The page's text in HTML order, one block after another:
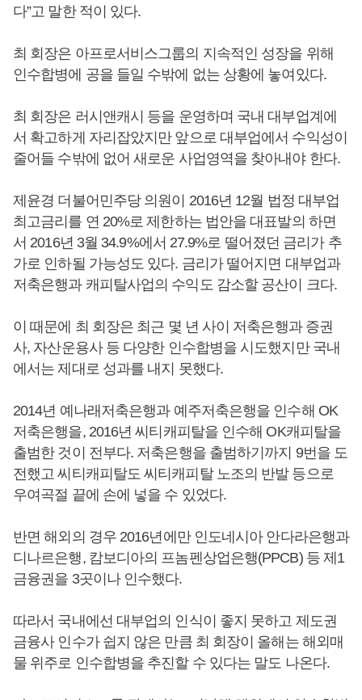
다”고 말한 적이 있다.
최 회장은 아프로서비스그룹의 지속적인 성장을 위해
인수합병에 공을 들일 수밖에 없는 상황에 놓여있다.
최 회장은 러시앤캐시 등을 운영하며 국내 대부업계에
서 확고하게 자리잡았지만 앞으로 대부업에서 수익성이
줄어들 수밖에 없어 새로운 사업영역을 찾아내야 한다.
제윤경 더불어민주당 의원이 2016년 12월 법정 대부업
최고금리를 연 20%로 제한하는 법안을 대표발의 하면
서 2016년 3월 34.9%에서 27.9%로 떨어졌던 금리가 추
가로 인하될 가능성도 있다. 금리가 떨어지면 대부업과
저축은행과 캐피탈사업의 수익도 감소할 공산이 크다.
이 때문에 최 회장은 최근 몇 년 사이 저축은행과 증권
사, 자산운용사 등 다양한 인수합병을 시도했지만 국내
에서는 제대로 성과를 내지 못했다.
2014년 예나래저축은행과 예주저축은행을 인수해 OK
저축은행을, 2016년 씨티캐피탈을 인수해 OK캐피탈을
출범한 것이 전부다. 저축은행을 출범하기까지 9번을 도
전했고 씨티캐피탈도 씨티캐피탈 노조의 반발 등으로
우여곡절 끝에 손에 넣을 수 있었다.
반면 해외의 경우 2016년에만 인도네시아 안다라은행과
디나르은행, 캄보디아의 프놈펜상업은행(PPCB) 등 제1
금융권을 3곳이나 인수했다.
따라서 국내에선 대부업의 인식이 좋지 못하고 제도권
금융사 인수가 쉽지 않은 만큼 최 회장이 올해는 해외매
물 위주로 인수합병을 추진할 수 있다는 말도 나온다.